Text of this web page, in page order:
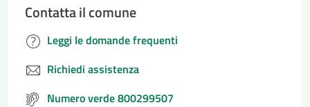
Contatta il comune
Leggi le domande frequenti
Richiedi assistenza
Numero verde 800299507